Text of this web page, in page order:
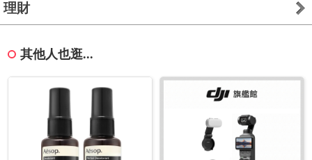
理財
其他人也逛...